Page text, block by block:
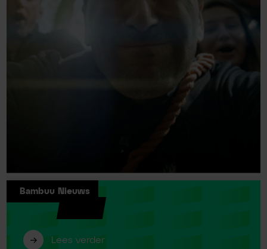
Bambuu plek #2 bemachtigd in
Emerce100!
Lees verder
Bambuu Nieuws